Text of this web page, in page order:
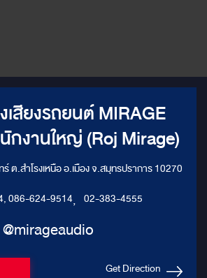
เสียงรถยนต์ MIRAGE
สำนักงานใหญ่ (Roj Mirage)
ต.สำโรงเหนือ อ.เมือง จ.สมุทรปราการ 10270
086-624-9514, 02-383-4555
Get Direction